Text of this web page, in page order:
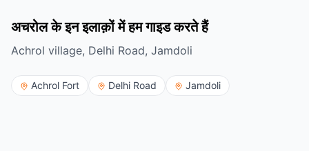
अचरोल के इन इलाक़ों में हम गाइड करते हैं
Achrol village, Delhi Road, Jamdoli
Achrol Fort Delhi Road Jamdoli